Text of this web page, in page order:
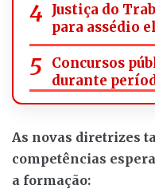
Justiça do
para assédio
Concursos
durante
As novas diretrizes
competências
a formação: